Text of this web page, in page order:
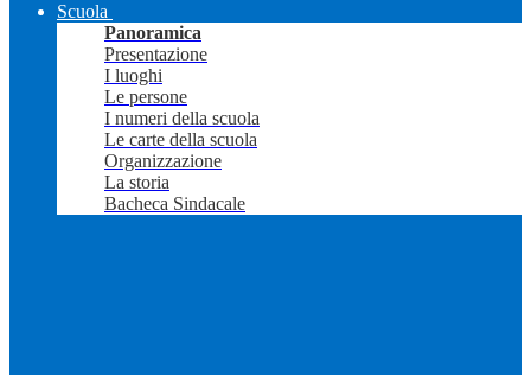
Scuola
Panoramica
Presentazione
I luoghi
Le persone
I numeri della scuola
Le carte della scuola
Organizzazione
La storia
Bacheca Sindacale